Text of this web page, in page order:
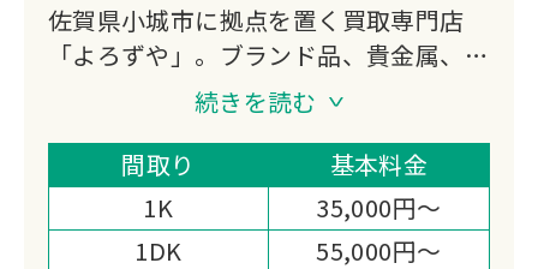
佐賀県小城市に拠点を置く買取専門店
「よろずや」。ブランド品、貴金属、家
電、骨董品など幅広いジャンルに対応
し、専門スタッフが一点一点丁寧に査
定。ネット予約システムで24時間いつ
でも買取日時を指定でき、生前整理や断
捨離のサポートも行っています。
続きを読む
間取り
基本料金
1K
35,000円～
1DK
55,000円～